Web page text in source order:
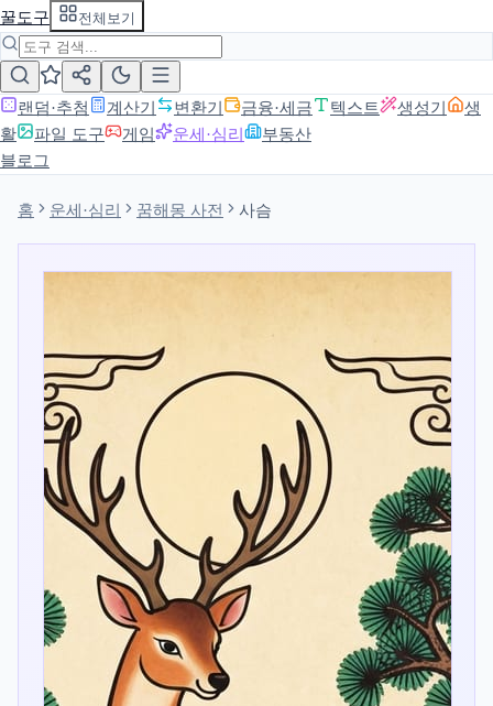
꿀도구 전체보기
랜덤·추첨 계산기 변환기 금융·세금 텍스트 생성기
생
활
파일 도구 게임 운세·심리
부동산
블로그
홈 운세·심리 꿈해몽 사전 사슴